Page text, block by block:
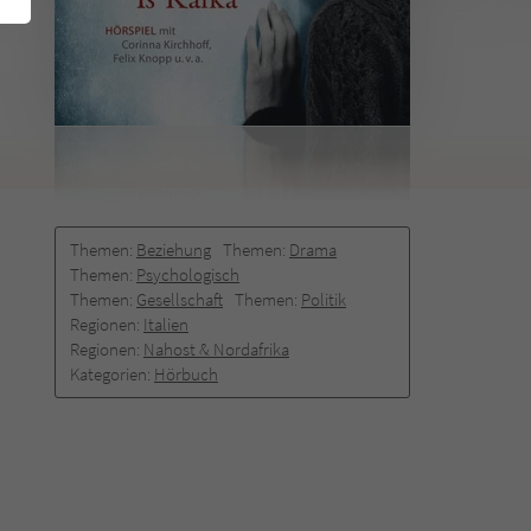
Themen: Beziehung Themen: Drama
Themen: Psychologisch
Themen: Gesellschaft Themen: Politik
Regionen: Italien
Regionen: Nahost & Nordafrika
Kategorien: Hörbuch